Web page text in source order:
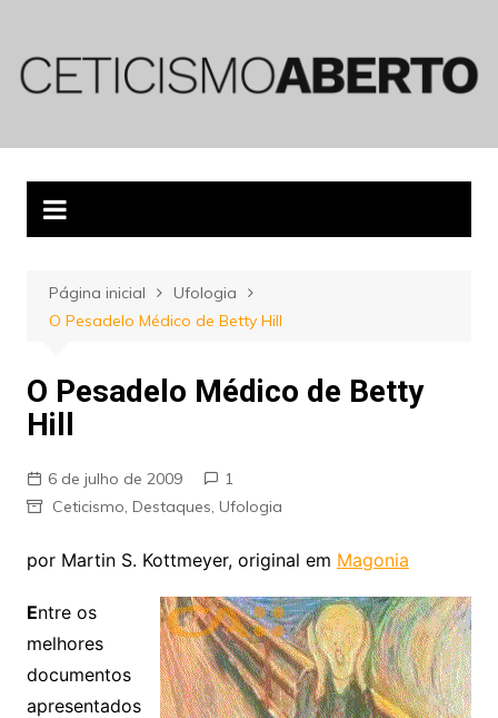
conteúdo
Página inicial
Ufologia
O Pesadelo Médico de Betty Hill
O Pesadelo Médico de Betty
Hill
6 de julho de 2009
1
Ceticismo Destaques Ufologia
por Martin S. Kottmeyer, original em Magonia
Entre os
melhores
documentos
apresentados